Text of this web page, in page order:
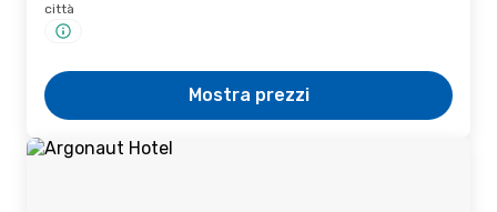
città
Mostra prezzi